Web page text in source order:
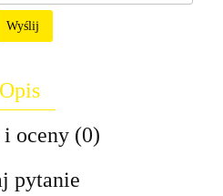
Wyślij
Opis
oceny (0)
pytanie